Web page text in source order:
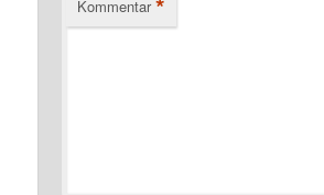
Kommentar